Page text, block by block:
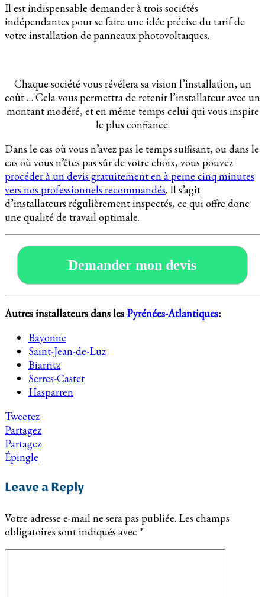
Il est indispensable demander à trois sociétés
indépendantes pour se faire une idée précise du tarif de
votre installation de panneaux photovoltaïques.
Chaque société vous révélera sa vision l’installation, un
coût … Cela vous permettra de retenir l’installateur avec un
montant modéré, et en même temps celui qui vous inspire
le plus confiance.
Dans le cas où vous n’avez pas le temps suffisant, ou dans le
cas où vous n’êtes pas sûr de votre choix, vous pouvez
procéder à un devis gratuitement en à peine cinq minutes
vers nos professionnels recommandés. Il s’agit
d’installateurs régulièrement inspectés, ce qui offre donc
une qualité de travail optimale.
Demander mon devis
Autres installateurs dans lesPyrénées-Atlantiques:
Bayonne
Saint-Jean-de-Luz
Biarritz
Serres-Castet
Hasparren
Tweetez
Partagez
Partagez
Épingle
Leave a Reply
Votre adresse e-mail ne sera pas publiée. Les champs
obligatoires sont indiqués avec *